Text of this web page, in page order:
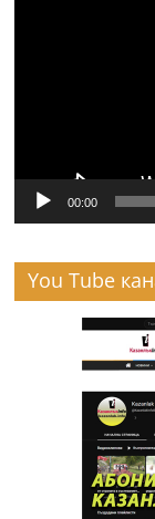
00:00
You Tube